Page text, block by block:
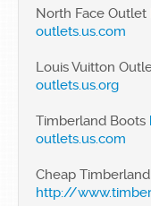
North Face Outlet
outlets.us.com
Louis Vuitton
outlets.us.org
Timberland Boots
outlets.us.com
Cheap
http://